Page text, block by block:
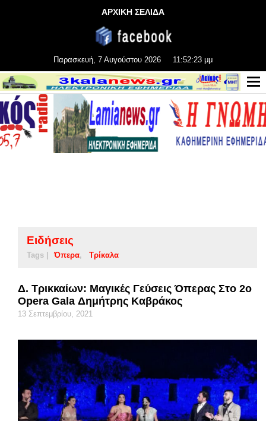
ΑΡΧΙΚΗ ΣΕΛΙΔΑ
Παρασκευή, 7 Αυγούστου 2026 11:52:23 μμ
Ειδήσεις
Tags | Όπερα Τρίκαλα
Δ. Τρικκαίων: Μαγικές Γεύσεις Όπερας Στο 2ο
Opera Gala Δημήτρης Καβράκος
13 Σεπτεμβρίου, 2021